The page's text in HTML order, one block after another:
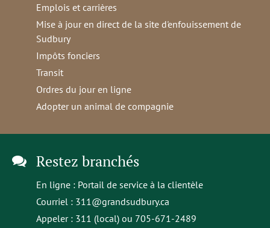
Emplois et carrières
Mise à jour en direct de la site d'enfouissement de
Sudbury
Impôts fonciers
Transit
Ordres du jour en ligne
Adopter un animal de compagnie
Restez branchés
En ligne : Portail de service à la clientèle
Courriel : 311@grandsudbury.ca
Appeler : 311 (local) ou 705-671-2489